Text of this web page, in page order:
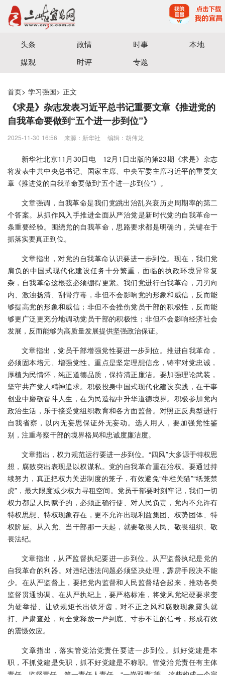
宜昌三峡融媒体中心主办
头条 政情 时事
本地
媒观
时评 专题
首页> 学习强国> 正文
《求是》杂志发表习近平总书记重要文章《推进党的
自我革命要做到“五个进一步到位”》
2025-11-30 16:56 来源：​新华社 编辑：胡伟龙
新华社北京11月30日电 12月1日出版的第23期《求是》杂志
将发表中共中央总书记、国家主席、中央军委主席习近平的重要文
章《推进党的自我革命要做到“五个进一步到位”》。
文章强调，自我革命是我们党跳出治乱兴衰历史周期率的第二
个答案。从抓作风入手推进全面从严治党是新时代党的自我革命一
条重要经验。围绕党的自我革命，思路要求都是明确的，关键在于
抓落实要真正到位。
文章指出，对党的自我革命认识要进一步到位。现在，我们党
肩负的中国式现代化建设任务十分繁重，面临的执政环境异常复
杂，自我革命这根弦必须绷得更紧。我们党进行自我革命，刀刃向
内、激浊扬清、刮骨疗毒，非但不会影响党的形象和威信，反而能
够提高党的形象和威信；非但不会挫伤党员干部的积极性，反而能
够更广泛更充分地调动党员干部的积极性；非但不会影响经济社会
发展，反而能够为高质量发展提供坚强政治保证。
文章指出，党员干部增强党性要进一步到位。推进自我革命，
必须固本培元、增强党性。重点是坚定理想信念，铸牢对党忠诚，
厚植为民情怀，纯正道德品质，保持清正廉洁。要加强理论武装，
坚守共产党人精神追求。积极投身中国式现代化建设实践，在干事
创业中磨砺奋斗人生，在为民造福中升华道德境界。积极参加党内
政治生活，乐于接受党组织教育和各方面监督。对照正反典型进行
自我省察，以内无妄思保证外无妄动。选人用人，要加强党性鉴
别，注重考察干部的境界格局和忠诚度廉洁度。
文章指出，权力规范运行要进一步到位。“四风”大多源于特权思
想，腐败突出表现是以权谋私。党的自我革命重在治权。要通过持
续努力，真正把权力关进制度的笼子，有效避免“牛栏关猫”“纸笼禁
虎”，最大限度减少权力寻租空间。党员干部要时刻牢记，我们一切
权力都是人民赋予的，必须正确行使、对人民负责，党内不允许有
特权思想、特权现象存在，更不允许出现利益集团、权势团体、特
权阶层。从入党、当干部那一天起，就要敬畏人民、敬畏组织、敬
畏法纪。
文章指出，从严监督执纪要进一步到位。从严监督执纪是党的
自我革命的利器。对违纪违法问题必须坚决处理，霹雳手段决不能
少。在从严监督上，要把党内监督和人民监督结合起来，推动各类
监督贯通协调。在从严执纪上，要严格标准，将党风党纪硬要求变
为硬举措、让铁规矩长出铁牙齿，对不正之风和腐败现象露头就
打、严肃查处，向全党释放一严到底、寸步不让的信号，形成有效
的震慑效应。
文章指出，落实管党治党责任要进一步到位。抓好党建是本
职，不抓党建是失职，抓不好党建是不称职。管党治党责任有主体